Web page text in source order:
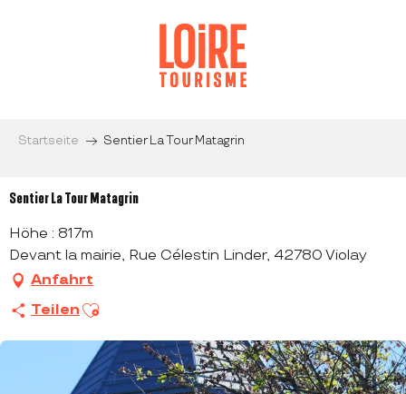
Startseite Sentier La Tour Matagrin
Sentier La Tour Matagrin
Höhe : 817m
Devant la mairie, Rue Célestin Linder, 42780 Violay
Anfahrt
Teilen Ajouter aux favoris